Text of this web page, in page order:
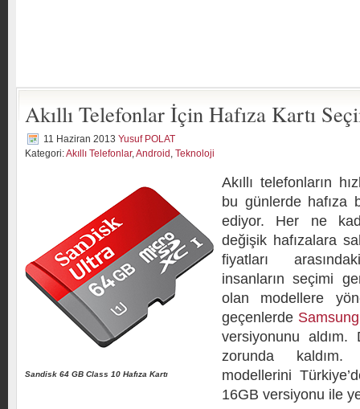
Akıllı Telefonlar İçin Hafıza Kartı
11 Haziran 2013 Yusuf POLAT
Kategori:Akıllı Telefonlar,Android , Teknoloji
Sandisk 64 GB Class 10 Hafıza Kartı
Akıllı telefonların
bu günlerde hafıza
ediyor. Her ne
değişik hafızalara
fiyatları
insanların seçimi
olan modellere
geçenlerde
versiyonunu aldım.
zorunda
modellerini
16GB versiyonu ile